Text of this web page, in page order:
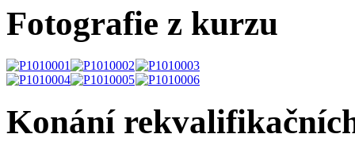
Fotografie z kurzu
Konání